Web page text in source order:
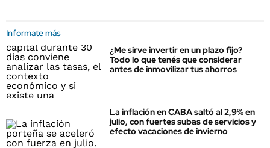
Informate más
¿Me sirve invertir en un plazo fijo?
Todo lo que tenés que considerar
antes de inmovilizar tus ahorros
La inflación en CABA saltó al 2,9% en
julio, con fuertes subas de servicios y
efecto vacaciones de invierno